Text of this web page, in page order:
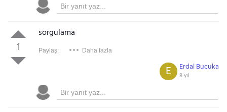
1
sorgulama
Paylaş: Daha fazla
Erdal Bucuka
8 yıl
E